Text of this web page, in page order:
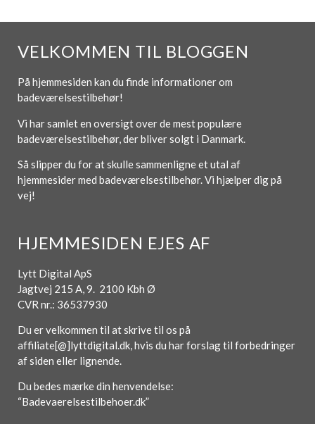
VELKOMMEN TIL BLOGGEN
På hjemmesiden kan du finde informationer om
badeværelsestilbehør!
Vi har samlet en oversigt over de mest populære
badeværelsestilbehør, der bliver solgt i Danmark.
Så slipper du for at skulle sammenligne et utal af
hjemmesider med badeværelsestilbehør. Vi hjælper dig på
vej!
HJEMMESIDEN EJES AF
Lytt Digital ApS
Jagtvej 215 A, 9. 2100 Kbh Ø
CVR nr.: 36537930
Du er velkommen til at skrive til os på
affiliate[@]lyttdigital.dk, hvis du har forslag til forbedringer
af siden eller lignende.
Du bedes mærke din henvendelse:
“Badevaerelsestilbehoer.dk”